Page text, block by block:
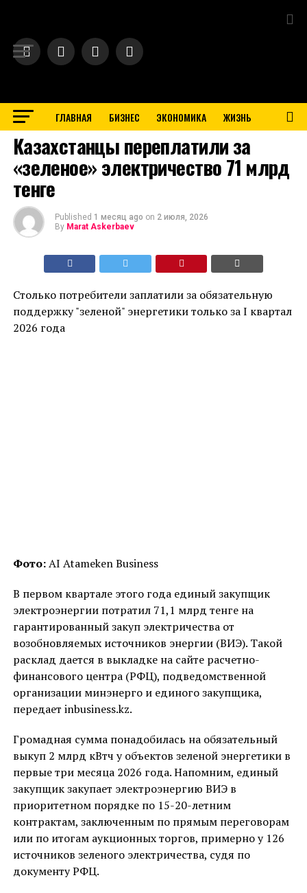
ГЛАВНАЯ БИЗНЕС ЭКОНОМИКА ЖИЗНЬ
BUSINESS
Казахстанцы переплатили за
«зеленое» электричество 71 млрд
тенге
Published 1 месяц ago on 2 июля, 2026
By Marat Askerbaev
Столько потребители заплатили за обязательную
поддержку "зеленой" энергетики только за I квартал
2026 года
Фото:AI Atameken Business
В первом квартале этого года единый закупщик
электроэнергии потратил 71,1 млрд тенге на
гарантированный закуп электричества от
возобновляемых источников энергии (ВИЭ). Такой
расклад дается в выкладке на сайте расчетно-
финансового центра (РФЦ), подведомственной
организации минэнерго и единого закупщика,
передает inbusiness.kz.
Громадная сумма понадобилась на обязательный
выкуп 2 млрд кВтч у объектов зеленой энергетики в
первые три месяца 2026 года. Напомним, единый
закупщик закупает электроэнергию ВИЭ в
приоритетном порядке по 15-20-летним
контрактам, заключенным по прямым переговорам
или по итогам аукционных торгов, примерно у 126
источников зеленого электричества, судя по
документу РФЦ.